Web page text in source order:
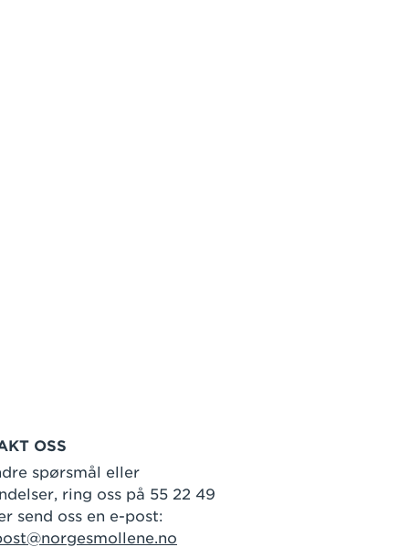
OSS
spørsmål eller
ring oss på 55 22 49
send oss en e-post: